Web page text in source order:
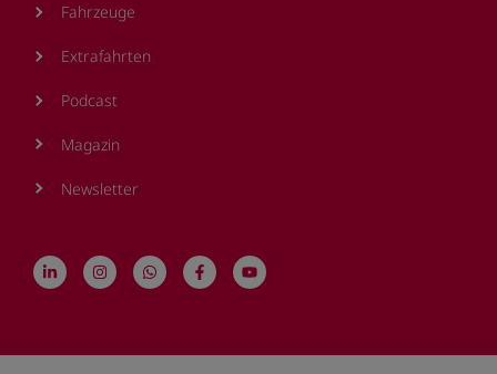
Fahrzeuge
Extrafahrten
Podcast
Magazin
Newsletter